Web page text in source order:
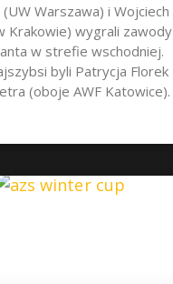
Warszawa) i Wojciech
Krakowie) wygrali zawody
w strefie wschodniej.
byli Patrycja Florek
(oboje AWF Katowice).